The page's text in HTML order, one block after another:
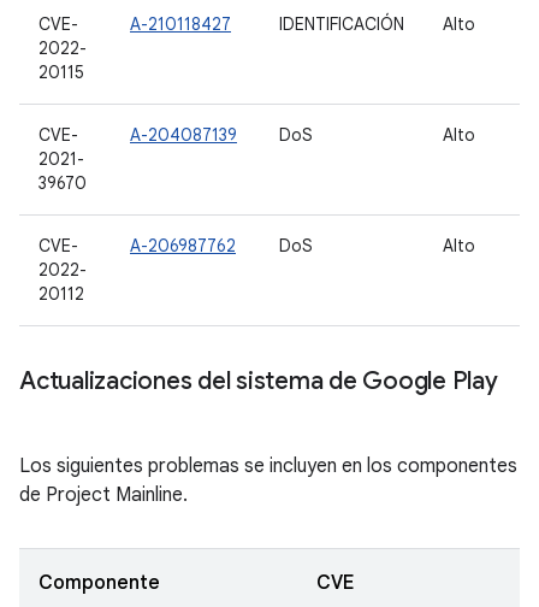
CVE-
2022-
20115
A-210118427 IDENTIFICACIÓN Alto
CVE-
2021-
39670
A-204087139 DoS Alto
CVE-
2022-
20112
A-206987762 DoS Alto
Actualizaciones del sistema de Google Play
Los siguientes problemas se incluyen en los componentes
de Project Mainline.
Componente CVE